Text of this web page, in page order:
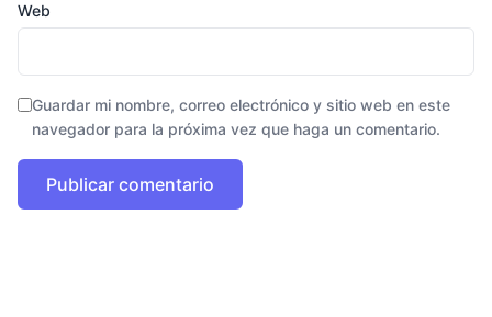
Web
Guardar mi nombre, correo electrónico y sitio web en este
navegador para la próxima vez que haga un comentario.